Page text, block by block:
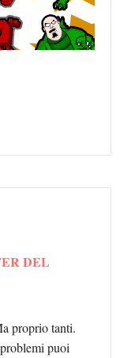
DEL
proprio tanti.
puoi